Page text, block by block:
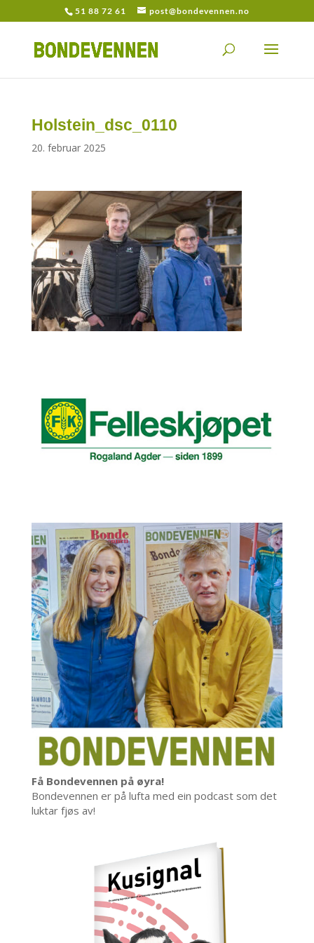
51 88 72 61 post@bondevennen.no
Holstein_dsc_0110
20. februar 2025
Få Bondevennen på øyra!
Bondevennen er på lufta med ein podcast som det
luktar fjøs av!